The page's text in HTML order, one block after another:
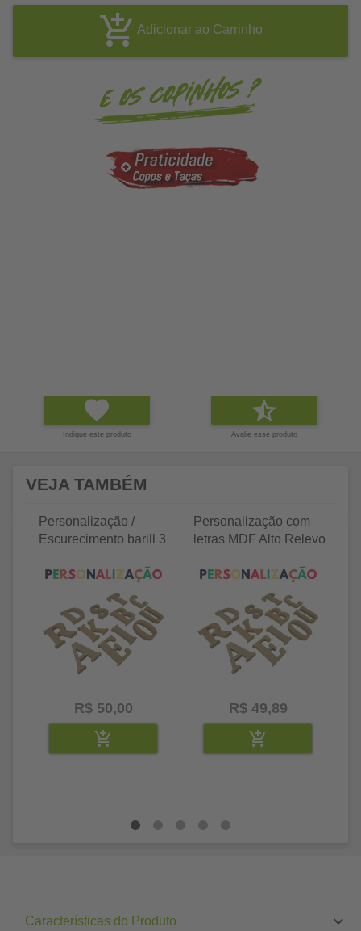
Adicionar ao Carrinho
Indique este produto Avalie esse produto
VEJA TAMBÉM
Personalização /
Escurecimento barill 3
R$ 50,00
Personalização com
letras MDF Alto Relevo
R$ 49,89
Características do Produto